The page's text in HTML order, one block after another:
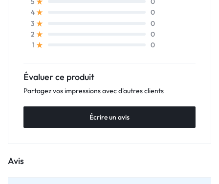
4
0
3
0
2
0
1
0
Évaluer ce produit
Partagez vos impressions avec d'autres clients
Écrire un avis
Avis